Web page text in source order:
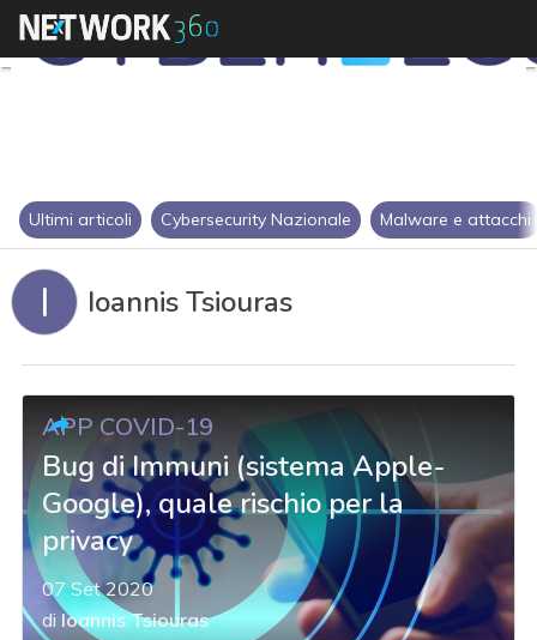
Ultimi articoli Cybersecurity Nazionale Malware e attacchi
I Ioannis Tsiouras
APP COVID-19
Bug di Immuni (sistema Apple-
Google), quale rischio per la
privacy
07 Set 2020
di Ioannis Tsiouras